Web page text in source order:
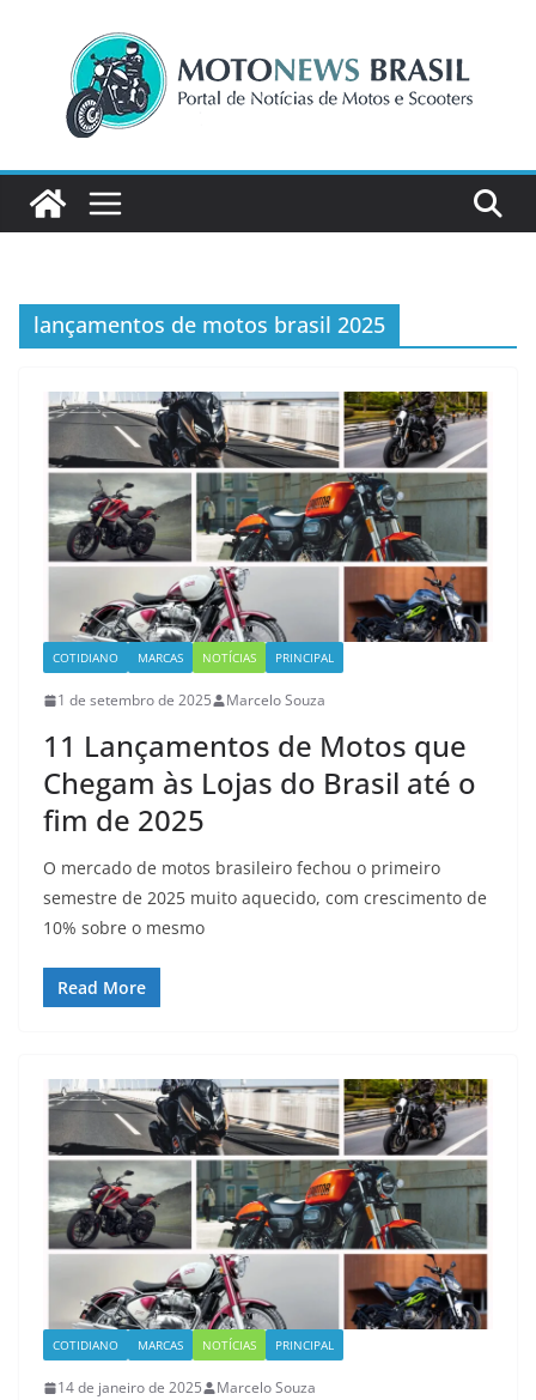
conteúdo
lançamentos de motos brasil 2025
COTIDIANO MARCAS NOTÍCIAS PRINCIPAL
1 de setembro de 2025 Marcelo Souza
11 Lançamentos de Motos que
Chegam às Lojas do Brasil até o
fim de 2025
O mercado de motos brasileiro fechou o primeiro
semestre de 2025 muito aquecido, com crescimento de
10% sobre o mesmo
Read More
COTIDIANO MARCAS NOTÍCIAS PRINCIPAL
14 de janeiro de 2025 Marcelo Souza